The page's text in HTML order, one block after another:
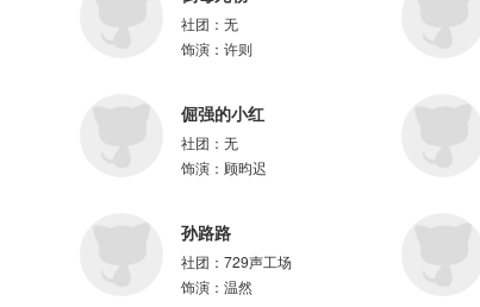
制作：有点儿酷制作团队
制作人：调儿、月灵纷飞
剧本修订：李博士、桑雪、调儿
正剧对轨：芝麻狐、浅宝
社团： 无
饰演： 许则
倔强的小红
社团： 无
饰演： 顾昀迟
孙路路
社团： 729声工场
饰演： 温然